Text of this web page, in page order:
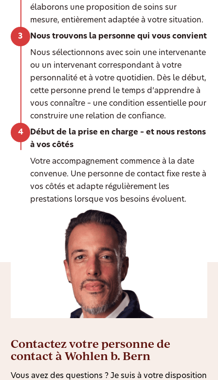
Contactez votre personne de
contact à Wohlen b. Bern
Vous avez des questions ? Je suis à votre disposition
élaborons une proposition de soins sur
mesure, entièrement adaptée à votre situation.
Nous trouvons la personne qui vous convient
Nous sélectionnons avec soin une intervenante
ou un intervenant correspondant à votre
personnalité et à votre quotidien. Dès le début,
cette personne prend le temps d’apprendre à
vous connaître – une condition essentielle pour
construire une relation de confiance.
Début de la prise en charge – et nous restons
à vos côtés
Votre accompagnement commence à la date
convenue. Une personne de contact fixe reste à
vos côtés et adapte régulièrement les
prestations lorsque vos besoins évoluent.